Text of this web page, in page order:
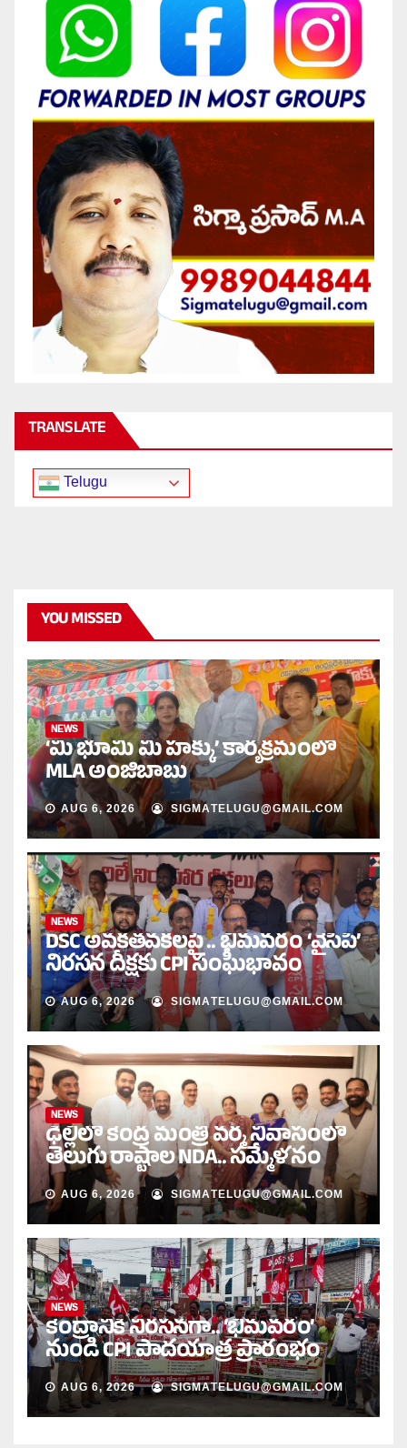
TRANSLATE
Telugu
YOU MISSED
NEWS
‘మీ భూమి మీ హక్కు’ కార్యక్రమంలో
MLA అంజిబాబు
AUG 6, 2026 SIGMATELUGU@GMAIL.COM
NEWS
DSC అవకతవకలపై .. భీమవరం ‘వైసీపీ’
నిరసన దీక్షకు CPI సంఘీభావం
AUG 6, 2026 SIGMATELUGU@GMAIL.COM
NEWS
ఢిల్లీలో కేంద్ర మంత్రి వర్మ నివాసంలో
తెలుగు రాష్ట్రాల NDA.. సమ్మేళనం
AUG 6, 2026 SIGMATELUGU@GMAIL.COM
NEWS
కేంద్రానికి నిరసనగా.. ‘భీమవరం’
నుండి CPI పాదయాత్ర ప్రారంభం
AUG 6, 2026 SIGMATELUGU@GMAIL.COM